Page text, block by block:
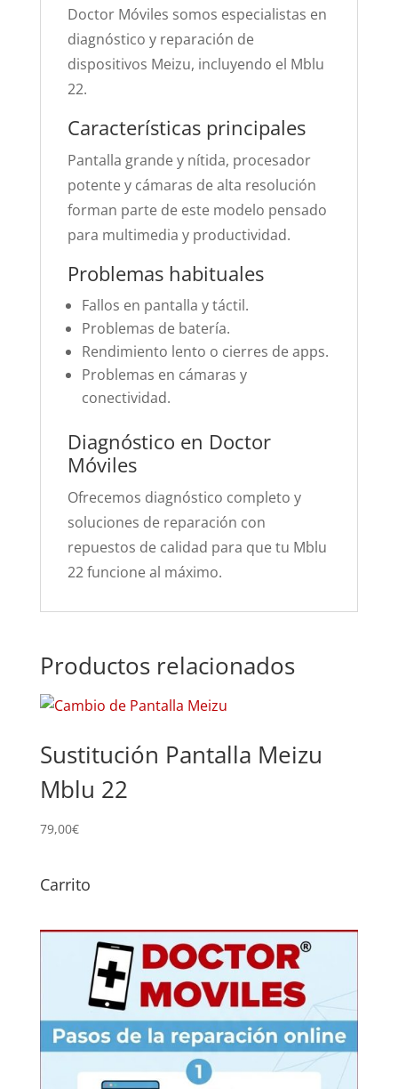
Doctor Móviles somos especialistas en
diagnóstico y reparación de
dispositivos Meizu, incluyendo el Mblu
22.
Características principales
Pantalla grande y nítida, procesador
potente y cámaras de alta resolución
forman parte de este modelo pensado
para multimedia y productividad.
Problemas habituales
Fallos en pantalla y táctil.
Problemas de batería.
Rendimiento lento o cierres de apps.
Problemas en cámaras y
conectividad.
Diagnóstico en Doctor
Móviles
Ofrecemos diagnóstico completo y
soluciones de reparación con
repuestos de calidad para que tu Mblu
22 funcione al máximo.
Productos relacionados
Sustitución Pantalla Meizu
Mblu 22
79,00€
Carrito